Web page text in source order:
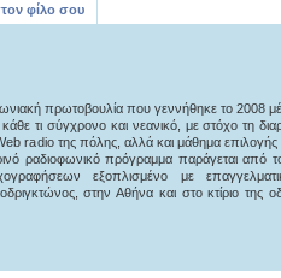
φίλο σου
πρωτοβουλία που γεννήθηκε το 2008
τι σύγχρονο και νεανικό, με στόχο τη
radio της πόλης, αλλά και μάθημα επιλογής
ραδιοφωνικό πρόγραμμα παράγεται από
εξοπλισμένο με
στην Αθήνα και στο κτίριο της